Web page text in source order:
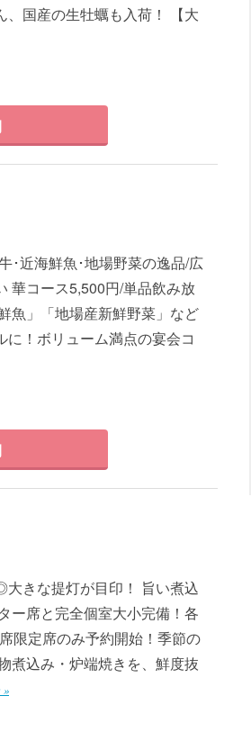
、国産の生牡蠣も入荷！ 【大
･近海鮮魚･地場野菜の逸品/広
華コース5,500円/単品飲み放
魚」「地場産新鮮野菜」など
！ボリューム満点の宴会コ
大きな提灯が目印！ 旨い煮込
ー席と完全個室大小完備！各
限定席のみ予約開始！季節の
煮込み・炉端焼きを、鮮度抜
»